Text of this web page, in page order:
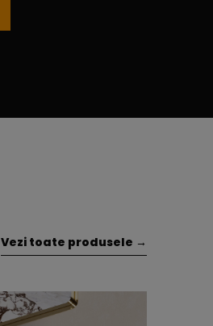
Vezi toate produsele →